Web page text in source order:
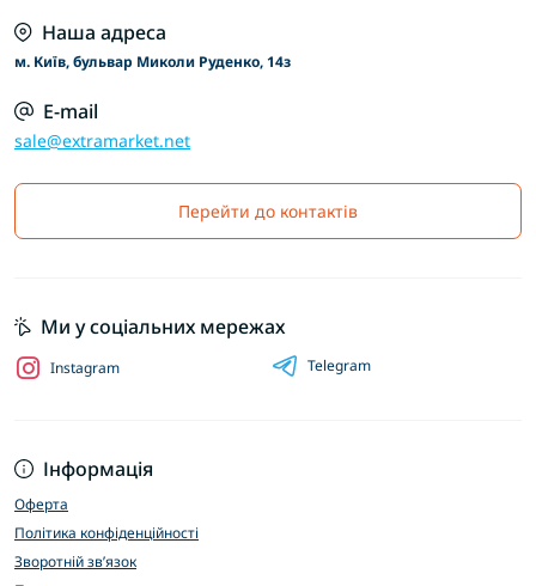
Наша адреса
м. Київ, бульвар Миколи Руденко, 14з
E-mail
sale@extramarket.net
Перейти до контактів
Інформація
Оферта
Політика конфіденційності
Зворотній зв’язок
Ми у соціальних мережах
Instagram Telegram